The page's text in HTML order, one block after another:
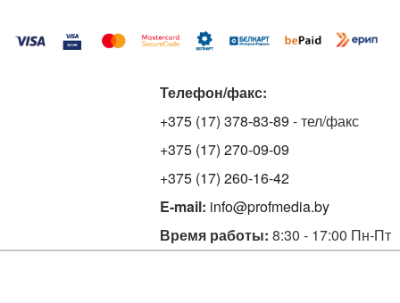
Телефон/факс:
+375 (17) 378-83-89 - тел/факс
+375 (17) 270-09-09
+375 (17) 260-16-42
E-mail: info@profmedia.by
Время работы: 8:30 - 17:00 Пн-Пт